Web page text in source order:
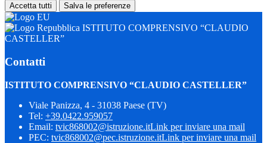
Accetta tutti Salva le preferenze
ISTITUTO COMPRENSIVO “CLAUDIO
CASTELLER”
Contatti
ISTITUTO COMPRENSIVO “CLAUDIO CASTELLER”
Viale Panizza, 4 - 31038 Paese (TV)
Tel: +39.0422.959057
Email: tvic868002@istruzione.itLink per inviare una mail
PEC: tvic868002@pec.istruzione.itLink per inviare una mail